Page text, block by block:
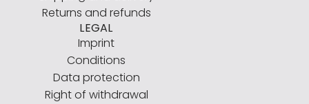
Returns and refunds
LEGAL
Imprint
Conditions
Data protection
Right of withdrawal